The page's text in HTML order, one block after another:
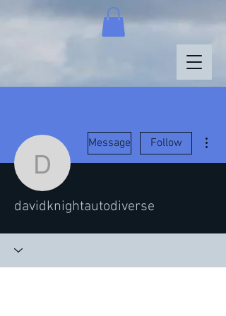
Message Follow
davidknightautodiverse